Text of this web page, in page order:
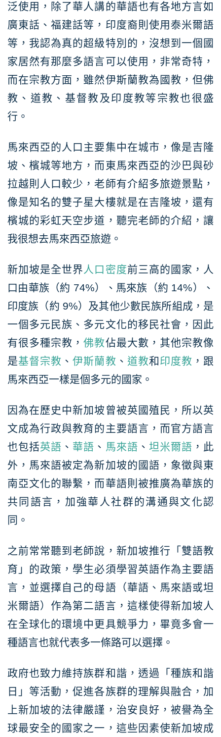
泛使用，除了華人講的華語也有各地方言如
廣東話、福建話等，印度裔則使用泰米爾語
等，我認為真的超級特別的，沒想到一個國
家居然有那麼多語言可以使用，非常奇特，
而在宗教方面，雖然伊斯蘭教為國教，但佛
教、道教、基督教及印度教等宗教也很盛
行。
馬來西亞的人口主要集中在城市，像是吉隆
坡、檳城等地方，而東馬來西亞的沙巴與砂
拉越則人口較少，老師有介紹多旅遊景點，
像是知名的雙子星大樓就是在吉隆坡，還有
檳城的彩虹天空步道，聽完老師的介紹，讓
我很想去馬來西亞旅遊。
新加坡是全世界 人口密度前三高的國家，人
口由華族（約 74%）、馬來族（約 14%）、
印度族（約 9%）及其他少數民族所組成，是
一個多元民族、多元文化的移民社會，因此
有很多種宗教，佛教佔最大數，其他宗教像
是基督宗教 、伊斯蘭教 、 道教和印度教 ，跟
馬來西亞一樣是個多元的國家。
因為在歷史中新加坡曾被英國殖民，所以英
文成為行政與教育的主要語言，而官方語言
也包括英語 、 華語 、 馬來語 、 坦米爾語 ，此
外，馬來語被定為新加坡的國語，象徵與東
南亞文化的聯繫，而華語則被推廣為華族的
共同語言，加強華人社群的溝通與文化認
同。
之前常常聽到老師說，新加坡推行「雙語教
育」的政策，學生必須學習英語作為主要語
言，並選擇自己的母語（華語、馬來語或坦
米爾語）作為第二語言，這樣使得新加坡人
在全球化的環境中更具競爭力，畢竟多會一
種語言也就代表多一條路可以選擇。
政府也致力維持族群和諧，透過「種族和諧
日」等活動，促進各族群的理解與融合，加
上新加坡的法律嚴謹，治安良好，被譽為全
球最安全的國家之一，這些因素使新加坡成